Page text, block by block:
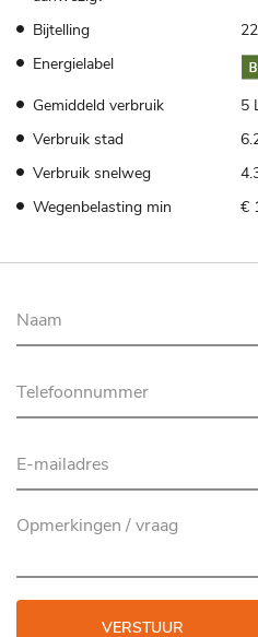
Bijtelling
Energielabel
Gemiddeld verbruik
5
Verbruik stad
Verbruik snelweg
Wegenbelasting min
€
VERSTUUR